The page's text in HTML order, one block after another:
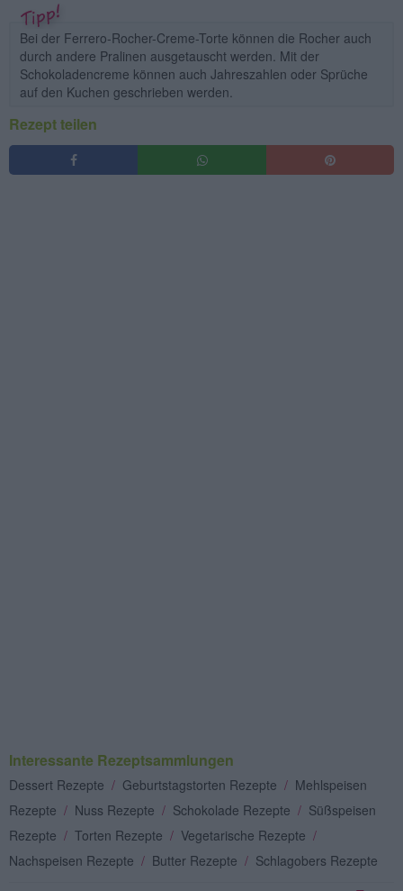
Bei der Ferrero-Rocher-Creme-Torte können die Rocher auch
durch andere Pralinen ausgetauscht werden. Mit der
Schokoladencreme können auch Jahreszahlen oder Sprüche
auf den Kuchen geschrieben werden.
Rezept teilen
Interessante Rezeptsammlungen
Dessert Rezepte / Geburtstagstorten Rezepte / Mehlspeisen
Rezepte / Nuss Rezepte / Schokolade Rezepte / Süßspeisen
Rezepte / Torten Rezepte / Vegetarische Rezepte /
Nachspeisen Rezepte / Butter Rezepte / Schlagobers Rezepte